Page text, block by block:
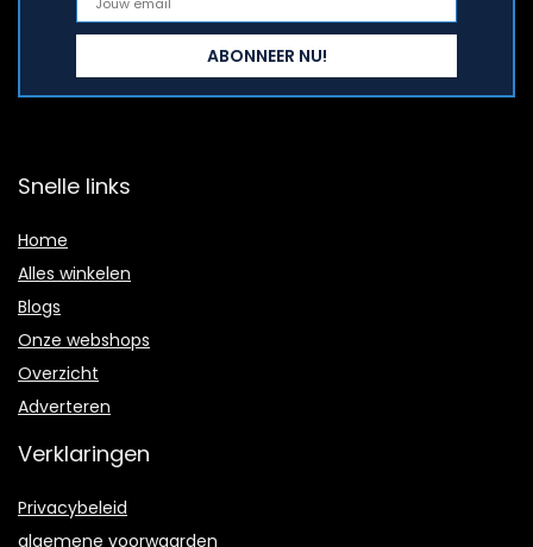
Snelle links
Home
Alles winkelen
Blogs
Onze webshops
Overzicht
Adverteren
Verklaringen
Privacybeleid
algemene voorwaarden